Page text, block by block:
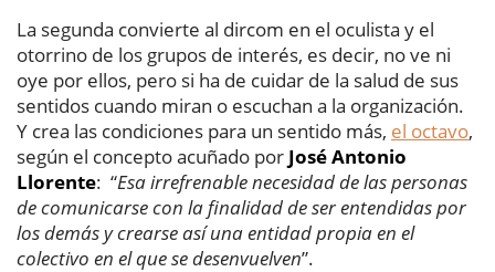
La segunda convierte al dircom en el oculista y el
otorrino de los grupos de interés, es decir, no ve ni
oye por ellos, pero si ha de cuidar de la salud de sus
sentidos cuando miran o escuchan a la organización.
Y crea las condiciones para un sentido más, el octavo,
según el concepto acuñado por José Antonio
Llorente: “Esa irrefrenable necesidad de las personas
de comunicarse con la finalidad de ser entendidas por
los demás y crearse así una entidad propia en el
colectivo en el que se desenvuelven”.